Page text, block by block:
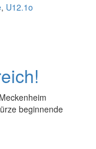
, U12.1o
beginnende